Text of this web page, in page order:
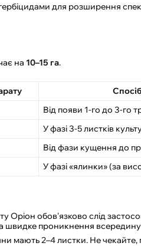
для розширення
на 10–15 га.
Від появи 1-го до 3-го
У фазі 3-5 листків
Від фази кущення до
У фазі «ялинки» (за
Оріон обов'язково слід
швидке проникнення
мають 2–4 листки. Не